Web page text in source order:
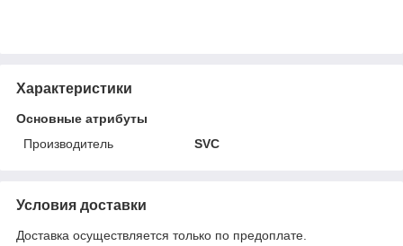
Характеристики
Основные атрибуты
Производитель
SVC
Условия доставки
Доставка осуществляется только по предоплате.